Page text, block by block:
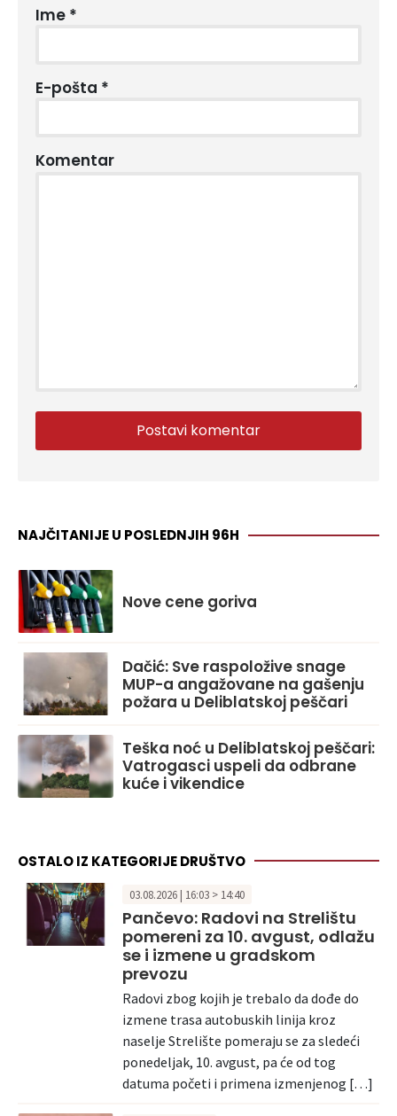
Ime *
E-pošta *
Komentar
NAJČITANIJE U POSLEDNJIH 96H
Nove cene goriva
Dačić: Sve raspoložive snage
MUP-a angažovane na gašenju
požara u Deliblatskoj peščari
Teška noć u Deliblatskoj peščari:
Vatrogasci uspeli da odbrane
kuće i vikendice
OSTALO IZ KATEGORIJE DRUŠTVO
03.08.2026 | 16:03 > 14:40
Pančevo: Radovi na Strelištu
pomereni za 10. avgust, odlažu
se i izmene u gradskom
prevozu
Radovi zbog kojih je trebalo da dođe do
izmene trasa autobuskih linija kroz
naselje Strelište pomeraju se za sledeći
ponedeljak, 10. avgust, pa će od tog
datuma početi i primena izmenjenog […]